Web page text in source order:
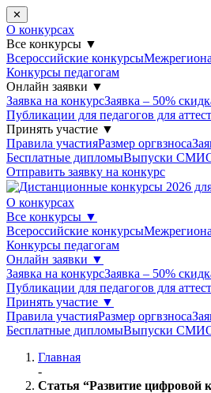
✕
О конкурсах
Все конкурсы ▼
Всероссийские конкурсы
Конкурсы педагогам
Онлайн заявки ▼
Заявка на конкурсЗаявка – 50%
Публикации для педагогов для
Принять участие ▼
Правила участияРазмер оргвзноса
Бесплатные дипломыВыпуски СМИ
Отправить заявку на конкурс
О конкурсах
Все конкурсы ▼
Всероссийские конкурсы
Конкурсы педагогам
Онлайн заявки ▼
Заявка на конкурсЗаявка – 50%
Публикации для педагогов для
Принять участие ▼
Правила участияРазмер оргвзноса
Бесплатные дипломыВыпуски СМИ
Главная
-
Статья “Развитие цифровой